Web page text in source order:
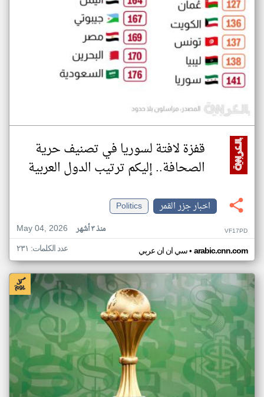
قفزة لافتة لسوريا في تصنيف حرية
الصحافة.. إليكم ترتيب الدول العربية
اخبار جزر القمر
Politics
May 04, 2026
منذ ٣ أشهر VF17PD
سي ان ان عربي• arabic.cnn.com عدد الكلمات: ٢٣١